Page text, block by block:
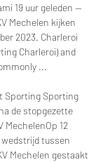
19 uur geleden —
Mechelen kijken
2023. Charleroi
Charleroi) and
...
Sporting Sporting
de stopgezette
MechelenOp 12
tussen
Mechelen gestaakt